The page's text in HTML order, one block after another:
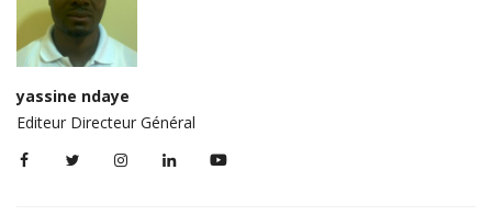
yassine ndaye
Editeur Directeur Général